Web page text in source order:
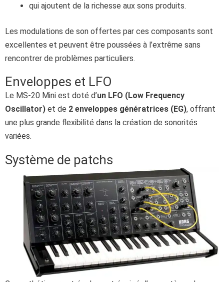
qui ajoutent de la richesse aux sons produits.
Les modulations de son offertes par ces composants sont
excellentes et peuvent être poussées à l’extrême sans
rencontrer de problèmes particuliers.
Enveloppes et LFO
Le MS-20 Mini est doté d’un LFO (Low Frequency
Oscillator) et de 2 enveloppes génératrices (EG), offrant
une plus grande flexibilité dans la création de sonorités
variées.
Système de patchs